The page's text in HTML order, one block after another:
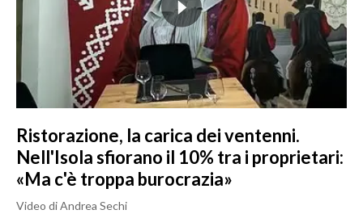
Ristorazione, la carica dei ventenni.
Nell'Isola sfiorano il 10% tra i proprietari:
«Ma c'è troppa burocrazia»
Video di Andrea Sechi